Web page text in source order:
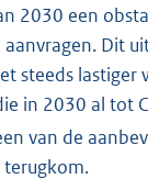
2030 een
Dit
steeds
in 2030 al tot
van de